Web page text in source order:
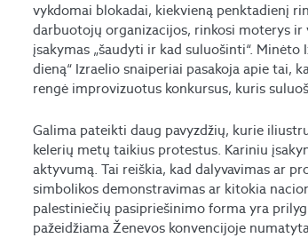
vykdomai blokadai, kiekvieną penktadienį
darbuotojų organizacijos, rinkosi moterys ir
įsakymas „šaudyti ir kad suluošinti“. Minėto
dieną“ Izraelio snaiperiai pasakoja apie tai,
rengė improvizuotus konkursus, kuris
Galima pateikti daug pavyzdžių, kurie
kelerių metų taikius protestus. Kariniu
aktyvumą. Tai reiškia, kad dalyvavimas ar
simbolikos demonstravimas ar kitokia
palestiniečių pasipriešinimo forma yra
pažeidžiama Ženevos konvencijoje